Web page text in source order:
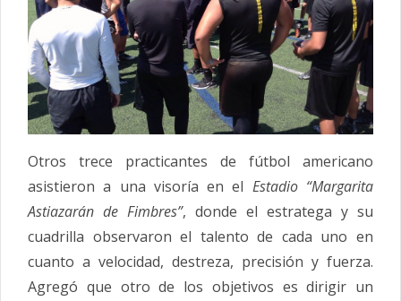
Otros trece practicantes de fútbol americano
asistieron a una visoría en el Estadio “Margarita
Astiazarán de Fimbres”, donde el estratega y su
cuadrilla observaron el talento de cada uno en
cuanto a velocidad, destreza, precisión y fuerza.
Agregó que otro de los objetivos es dirigir un